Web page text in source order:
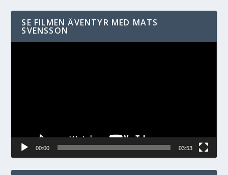
SE FILMEN ÄVENTYR MED MATS
SVENSSON
00:00 03:53